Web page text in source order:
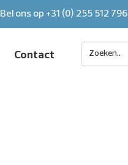
Bel ons op +31 (0) 255 512 796
Contact